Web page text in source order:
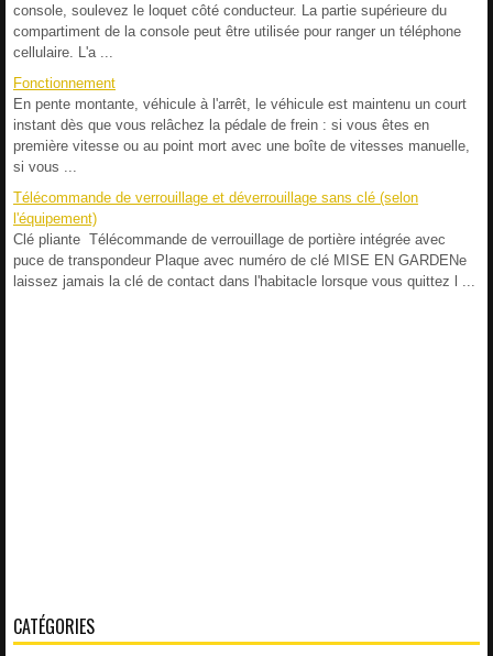
console, soulevez le loquet côté conducteur. La partie supérieure du
compartiment de la console peut être utilisée pour ranger un téléphone
cellulaire. L'a ...
Fonctionnement
En pente montante, véhicule à l'arrêt, le véhicule est maintenu un court
instant dès que vous relâchez la pédale de frein : si vous êtes en
première vitesse ou au point mort avec une boîte de vitesses manuelle,
si vous ...
Télécommande de verrouillage et déverrouillage sans clé (selon
l'équipement)
Clé pliante Télécommande de verrouillage de portière intégrée avec
puce de transpondeur Plaque avec numéro de clé MISE EN GARDENe
laissez jamais la clé de contact dans l'habitacle lorsque vous quittez l ...
CATÉGORIES